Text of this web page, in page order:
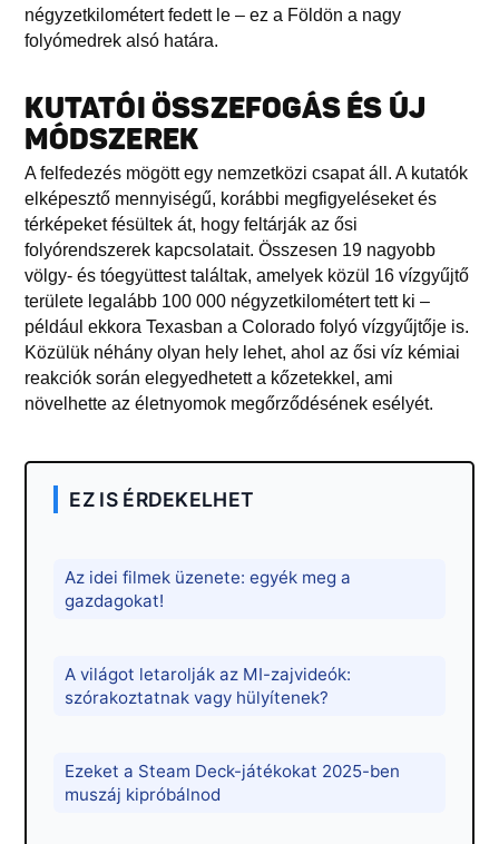
négyzetkilométert fedett le – ez a Földön a nagy
folyómedrek alsó határa.
KUTATÓI ÖSSZEFOGÁS ÉS ÚJ
MÓDSZEREK
A felfedezés mögött egy nemzetközi csapat áll. A kutatók
elképesztő mennyiségű, korábbi megfigyeléseket és
térképeket fésültek át, hogy feltárják az ősi
folyórendszerek kapcsolatait. Összesen 19 nagyobb
völgy- és tóegyüttest találtak, amelyek közül 16 vízgyűjtő
területe legalább 100 000 négyzetkilométert tett ki –
például ekkora Texasban a Colorado folyó vízgyűjtője is.
Közülük néhány olyan hely lehet, ahol az ősi víz kémiai
reakciók során elegyedhetett a kőzetekkel, ami
növelhette az életnyomok megőrződésének esélyét.
EZ IS ÉRDEKELHET
Az idei filmek üzenete: egyék meg a
gazdagokat!
A világot letarolják az MI-zajvideók:
szórakoztatnak vagy hülyítenek?
Ezeket a Steam Deck-játékokat 2025-ben
muszáj kipróbálnod